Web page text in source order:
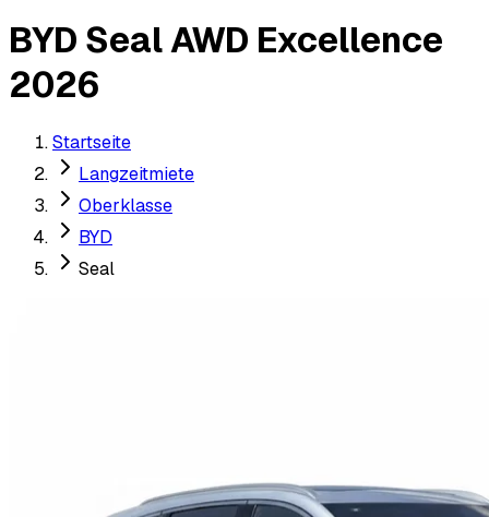
BYD Seal AWD Excellence
2026
Startseite
Langzeitmiete
Oberklasse
BYD
Seal